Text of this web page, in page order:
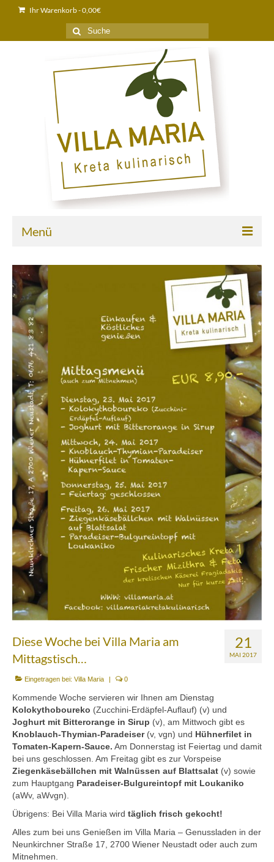
Ihr Warenkorb-0,00€
Suche
nach:
Menü
Home
Über uns
Partnerfirmen
Kreta
Zakros
Houdetsi
Portfolio
Speisen
Mittagstisch (DI bis FR, 12.00 bis 14.30 Uhr)
Frühstück (DI bis SA, 10.00 bis 12.00h) &
Brunch (DO, FR und SA, 11.00 bis 13.00 Uhr)
Mezedes & Salat
News
Back- & Teigwaren
Bio-Olivenöl & Bio-Oliven
Eingelegtes & Eingekochtes
Früchte in Sirup, Honig & Marmelade
Küchenaccessoires
Kräuter, Tee & Salz
Wein, Raki & Ver juice
Kontakt
Downloads
21
MAI 2017
Diese Woche bei Villa Maria am
Mittagstisch…
Eingetragen bei: Villa Maria | 0
Kommende Woche servieren wir Ihnen am Dienstag
Kolokythoboureko (Zucchini-Erdäpfel-Auflauf) (v) und
Joghurt mit Bitterorange in Sirup (v), am Mittwoch gibt es
Knoblauch-Thymian-Paradeiser(v, vgn) und Hühnerfilet in
Tomaten-Kapern-Sauce. Am Donnerstag ist Feiertag und damit
bei uns geschlossen. Am Freitag gibt es zur Vorspeise
Ziegenkäsebällchen mit Walnüssen auf Blattsalat (v) sowie
zum Hauptgang Paradeiser-Bulgureintopf mit Loukaniko
(aWv, aWvgn).
Übrigens: Bei Villa Maria wird täglich frisch gekocht!
Alles zum bei uns Genießen im Villa Maria – Genussladen in der
Neunkirchner Straße 17, 2700 Wiener Neustadt oder auch zum
Mitnehmen.